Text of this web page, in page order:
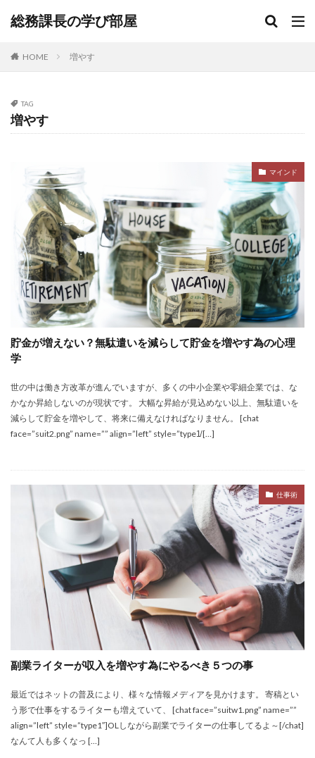
総務課長の学び部屋
HOME 増やす
TAG
増やす
マインド
貯金が増えない？無駄遣いを減らして貯金を増やす為の心理
学
世の中は働き方改革が進んでいますが、多くの中小企業や零細企業では、な
かなか昇給しないのが現状です。 大幅な昇給が見込めない以上、無駄遣いを
減らして貯金を増やして、将来に備えなければなりません。 [chat
face=”suit2.png” name=”” align=”left” style=”type1̸ […]
仕事術
副業ライターが収入を増やす為にやるべき５つの事
最近ではネットの普及により、様々な情報メディアを見かけます。 寄稿とい
う形で仕事をするライターも増えていて、 [chat face=”suitw1.png” name=””
align=”left” style=”type1″]OLしながら副業でライターの仕事してるよ～[/chat]
なんて人も多くなっ […]